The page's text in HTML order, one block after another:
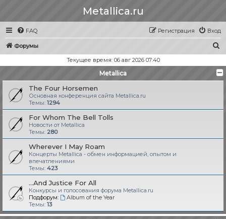
Metallica.ru
FAQ Вход
Регистрация
Форумы
и
с
Текущее время: 06 авг 2026 07:40
Metallica
The Four Horsemen
Основная конференция сайта Metallica.ru
Темы: 1294
For Whom The Bell Tolls
Новости от Metallica
Темы: 280
Wherever I May Roam
Концерты Metallica - обмен информацией, опытом и
впечатлениями
Темы: 423
...And Justice For All
Конкурсы и голосования форума Metallica.ru
Подфорум:
Album of the Year
Темы: 13